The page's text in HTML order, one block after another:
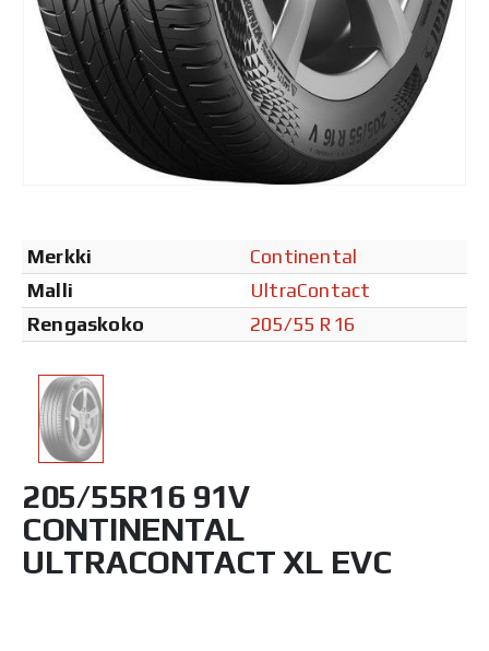
Merkki
Continental
Malli
UltraContact
Rengaskoko
205/55 R16
205/55R16 91V
CONTINENTAL
ULTRACONTACT XL EVC